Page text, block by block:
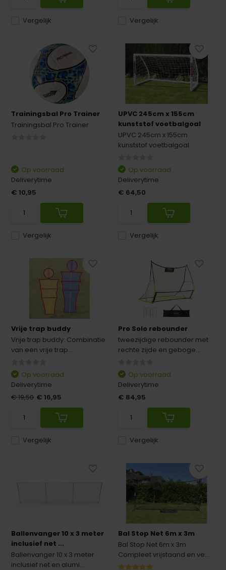
Vergelijk Vergelijk
Trainingsbal Pro Trainer
Trainingsbal Pro Trainer
Vergelijk
Op voorraad
Deliverytime
€ 10,95
UPVC 245cm x 155cm
kunststof voetbalgoal
UPVC 245cm x 155cm
kunststof voetbalgoal
Vergelijk
Op voorraad
Deliverytime
€ 64,50
Vrije trap buddy
Vrije trap buddy: Combinatie
van een vrije trap...
Vergelijk
Op voorraad
Deliverytime
€ 19,50 € 16,95
Pro Solo rebounder
tweezijdige rebounder met
rechte zijde en geboge...
Vergelijk
Op voorraad
Deliverytime
€ 84,95
Ballenvanger 10 x 3 meter
inclusief net ...
Ballenvanger 10 x 3 meter
inclusief net en alumi...
Bal Stop Net 6m x 3m
Bal Stop Net 6m x 3m .
Compleet vrijstaand en ve...